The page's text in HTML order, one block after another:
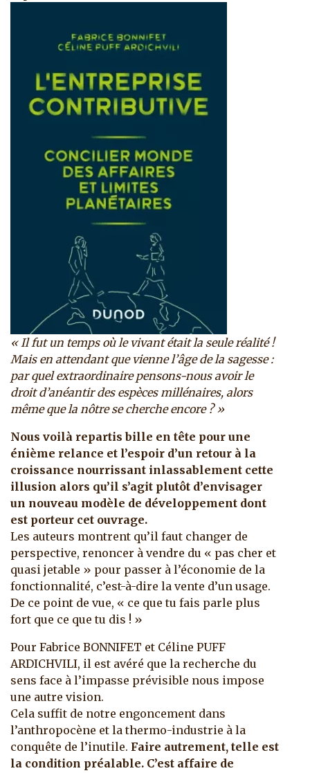
« Il fut un temps où le vivant était la seule réalité !
Mais en attendant que vienne l’âge de la sagesse :
par quel extraordinaire pensons-nous avoir le
droit d’anéantir des espèces millénaires, alors
même que la nôtre se cherche encore ? »
Nous voilà repartis bille en tête pour une
énième relance et l’espoir d’un retour à la
croissance nourrissant inlassablement cette
illusion alors qu’il s’agit plutôt d’envisager
un nouveau modèle de développement dont
est porteur cet ouvrage.
Les auteurs montrent qu’il faut changer de
perspective, renoncer à vendre du « pas cher et
quasi jetable » pour passer à l’économie de la
fonctionnalité, c’est-à-dire la vente d’un usage.
De ce point de vue, « ce que tu fais parle plus
fort que ce que tu dis ! »
Pour Fabrice BONNIFET et Céline PUFF
ARDICHVILI, il est avéré que la recherche du
sens face à l’impasse prévisible nous impose
une autre vision.
Cela suffit de notre engoncement dans
l’anthropocène et la thermo-industrie à la
conquête de l’inutile. Faire autrement, telle est
la condition préalable. C’est affaire de